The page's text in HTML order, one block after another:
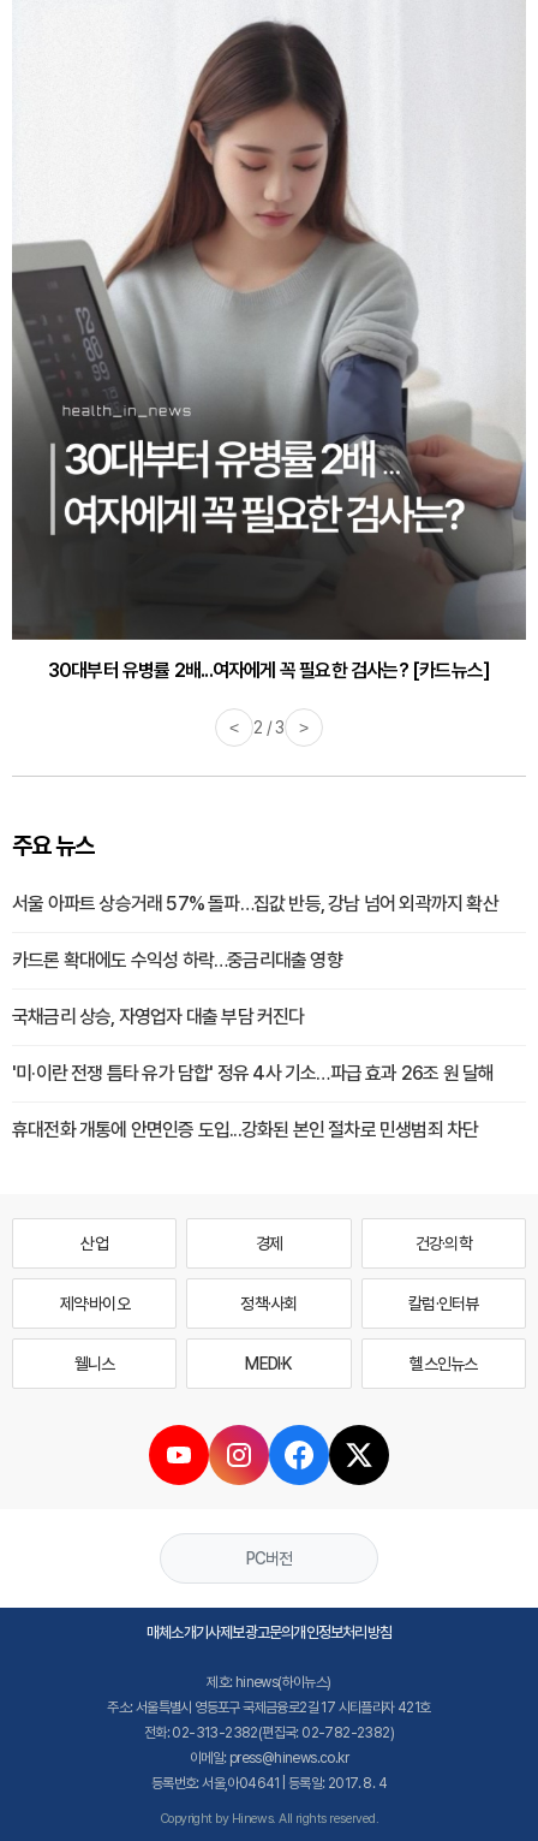
30대부터 유병률 2배...여자에게 꼭 필요한 검사는? [카드뉴스]
감기·독감 예방하고 면역력 높이는 4가지 영양제 [카드뉴스]
< 2 / 3 >
주요 뉴스
서울 아파트 상승거래 57% 돌파…집값 반등, 강남 넘어 외곽까지 확산
카드론 확대에도 수익성 하락…중금리대출 영향
국채금리 상승, 자영업자 대출 부담 커진다
'미·이란 전쟁 틈타 유가 담합' 정유 4사 기소…파급 효과 26조 원 달해
휴대전화 개통에 안면인증 도입...강화된 본인 절차로 민생범죄 차단
산업 경제 건강·의학
제약·바이오 정책·사회 칼럼·인터뷰
웰니스 MEDI·K 헬스인뉴스
PC버전
매체소개기사제보광고문의개인정보처리방침
제호: hinews(하이뉴스)
주소: 서울특별시 영등포구 국제금융로2길 17 시티플라자 421호
전화: 02-313-2382(편집국: 02-782-2382)
이메일: press@hinews.co.kr
등록번호: 서울,아04641 | 등록일: 2017. 8. 4
Copyright by Hinews. All rights reserved.